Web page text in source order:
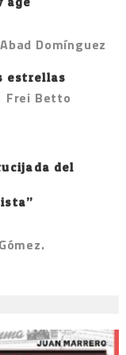
Domínguez
estrellas
Frei Betto
del